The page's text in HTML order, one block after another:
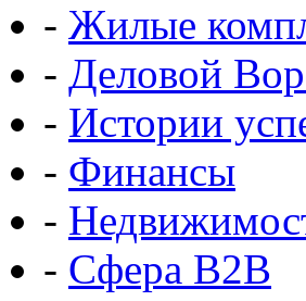
- Жилые
- Деловой
- Истории
- Финансы
-
- Сфера B2B